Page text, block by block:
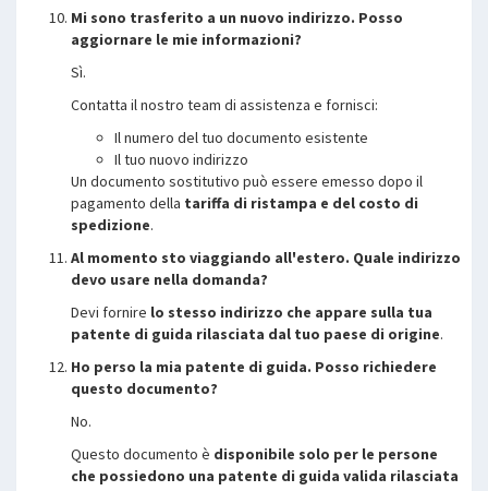
Mi sono trasferito a un nuovo indirizzo. Posso
aggiornare le mie informazioni?
Sì.
Contatta il nostro team di assistenza e fornisci:
Il numero del tuo documento esistente
Il tuo nuovo indirizzo
Un documento sostitutivo può essere emesso dopo il
pagamento della tariffa di ristampa e del costo di
spedizione.
Al momento sto viaggiando all'estero. Quale indirizzo
devo usare nella domanda?
Devi fornire lo stesso indirizzo che appare sulla tua
patente di guida rilasciata dal tuo paese di origine.
Ho perso la mia patente di guida. Posso richiedere
questo documento?
No.
Questo documento è disponibile solo per le persone
che possiedono una patente di guida valida rilasciata